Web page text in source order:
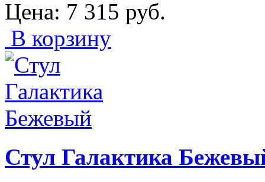
Цена: 7 315 руб.
В корзину
Стул Галактика